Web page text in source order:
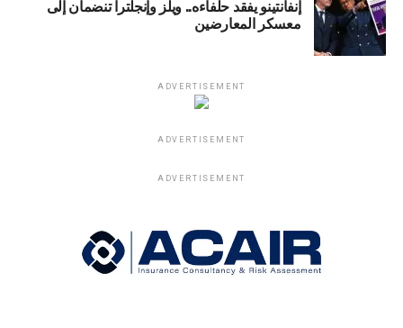
إنفانتينو يفقد حلفاءه.. ويلز وإنجلترا تنضمان إلى
معسكر المعارضين
ADVERTISEMENT
ADVERTISEMENT
ADVERTISEMENT